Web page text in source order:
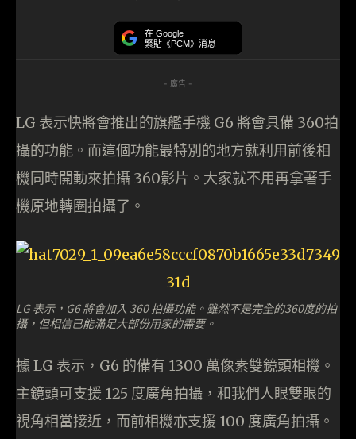
在 Google
緊貼《PCM》消息
- 廣告 -
LG 表示快將會推出的旗艦手機 G6 將會具備 360拍
攝的功能。而這個功能最特別的地方就利用前後相
機同時開動來拍攝 360影片。大家就不用再拿著手
機原地轉圈拍攝了。
LG 表示，G6 將會加入 360 拍攝功能。雖然不是完全的360度的拍
攝，但相信已能滿足大部份用家的需要。
據 LG 表示，G6 的備有 1300 萬像素雙鏡頭相機。
主鏡頭可支援 125 度廣角拍攝，和我們人眼雙眼的
視角相當接近，而前相機亦支援 100 度廣角拍攝。